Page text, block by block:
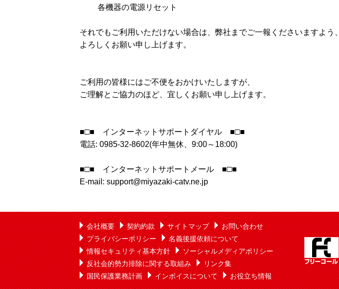
各機器の電源リセット
それでもご利用いただけない場合は、弊社までご一報くださいますよう、
よろしくお願い申し上げます。
ご利用の皆様にはご不便をおかけいたしますが、
ご理解とご協力のほど、宜しくお願い申し上げます。
■□■ インターネットサポートダイヤル ■□■
電話: 0985-32-8602(年中無休、9:00～18:00)
■□■ インターネットサポートメール ■□■
E-mail: support@miyazaki-catv.ne.jp
会社概要 契約約款 サイトマップ
お問い合わせ
プライバシーポリシー
名義後援依頼について
情報セキュリティ基本方針
ソーシャルメディアポリシー
反社会的勢力排除に関する取組み
リンク集
国民保護業務計画
インボイスについて お役立ち情報